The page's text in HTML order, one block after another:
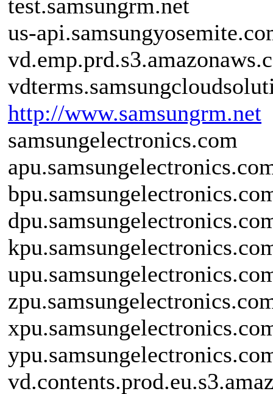
test.samsungrm.net
us-
http://www.samsungrm.net
samsungelectronics.com